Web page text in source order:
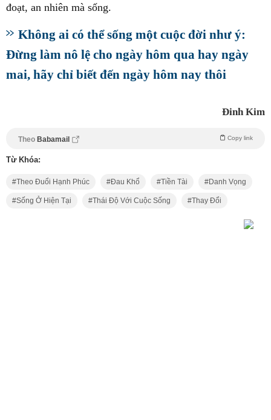
đoạt, an nhiên mà sống.
Không ai có thể sống một cuộc đời như ý:
Đừng làm nô lệ cho ngày hôm qua hay ngày
mai, hãy chỉ biết đến ngày hôm nay thôi
Đinh Kim
Theo Babamail Copy link
Từ Khóa:
Theo Đuổi Hạnh Phúc Đau Khổ Tiền Tài Danh Vọng
Sống Ở Hiện Tại Thái Độ Với Cuộc Sống Thay Đổi